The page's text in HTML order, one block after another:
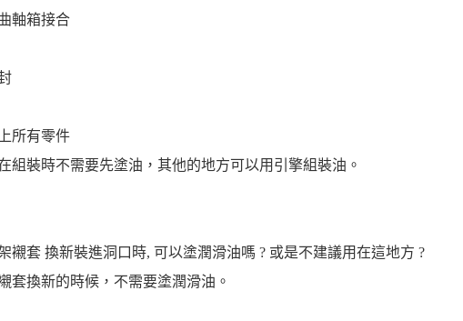
軸箱接合
所有零件
組裝時不需要先塗油，其他的地方可以用引擎組裝油。
襯套 換新裝進洞口時, 可以塗潤滑油嗎 ? 或是不建議用在這地方 ?
套換新的時候，不需要塗潤滑油。